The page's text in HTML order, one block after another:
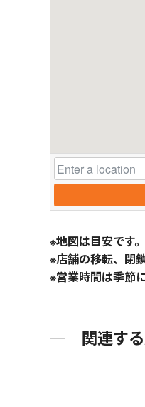
※地図は目安です
※店舗の移転、閉
※営業時間は季節
関連す